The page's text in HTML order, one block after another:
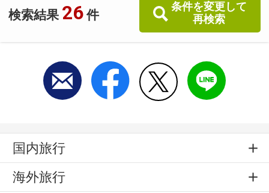
検索結果 26 件
条件を変更して
再検索
国内旅行
海外旅行